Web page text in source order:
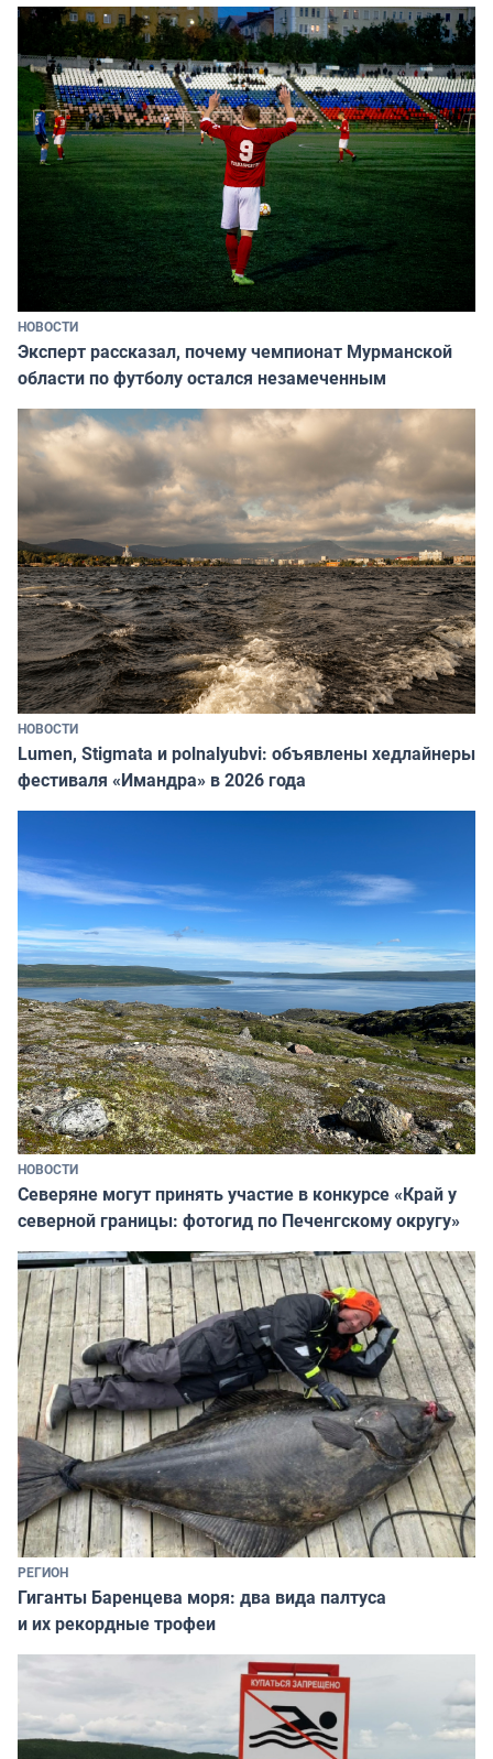
НОВОСТИ
Эксперт рассказал, почему чемпионат Мурманской
области по футболу остался незамеченным
НОВОСТИ
Lumen, Stigmata и polnalyubvi: объявлены хедлайнеры
фестиваля «Имандра» в 2026 года
НОВОСТИ
Северяне могут принять участие в конкурсе «Край у
северной границы: фотогид по Печенгскому округу»
РЕГИОН
Гиганты Баренцева моря: два вида палтуса
и их рекордные трофеи